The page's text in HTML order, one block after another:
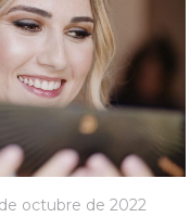
octubre de 2022